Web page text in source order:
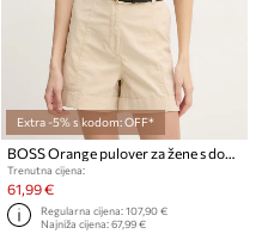
Extra -5% s kodom: OFF*
BOSS Orange pulover za žene s dodatkom kašmira C Fiaffu
Trenutna cijena:
61,99 €
Regularna cijena:107,90 €
Najniža cijena:67,99 €